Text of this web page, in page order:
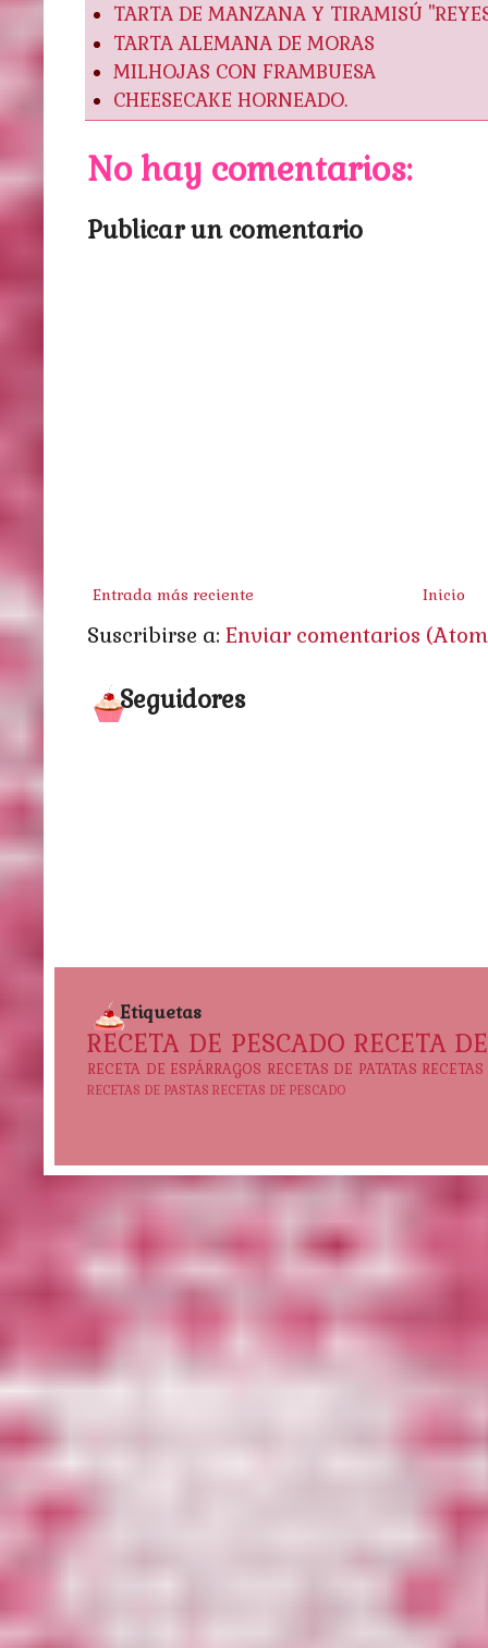
TARTA DE MANZANA Y TIRAMISÚ
TARTA ALEMANA DE MORAS
MILHOJAS CON FRAMBUESA
CHEESECAKE HORNEADO.
No hay comentarios:
Publicar un comentario
Entrada más reciente Inicio
Suscribirse a: Enviar comentarios
Seguidores
Etiquetas
RECETA DE PESCADO RECETA
RECETA DE ESPÁRRAGOS RECETAS DE PATATAS
RECETAS DE PASTAS RECETAS DE PESCADO